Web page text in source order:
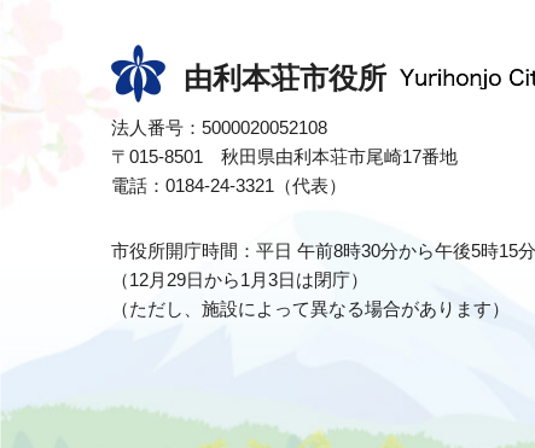
由利本荘市役所
法人番号：5000020052108
〒015-8501 秋田県由利本荘市尾崎17番地
電話：0184-24-3321（代表）
市役所開庁時間：平日 午前8時30分から午後5時15分
（12月29日から1月3日は閉庁）
（ただし、施設によって異なる場合があります）